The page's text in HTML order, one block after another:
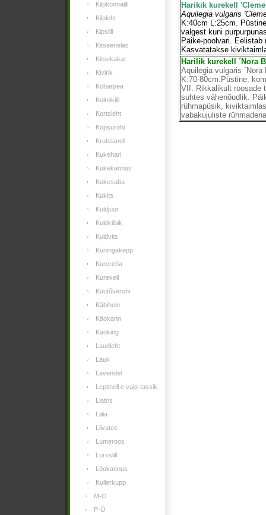
Kilpkonnalill
Kilpleht
Kipslill
Kitseenelas
Kitsekakar
Kivirik
Kobarpea
Kolmiklill
Kortsleht
Kopsurohi
Krutsianell
Kukehari
Kukekannus
Kukesaba
Kukits
Kuldjuur
Kuldkilbik
Kuldvits
Kuningakepp
Kurereha
Kurekell
Kuutõverohi
Käbihein
Käokann
Käoking
Laudleht
Lauk
Lavendel
Leptinell e.vaip-tassik
Liatris
Liilia
Liivatee
Lumeroos
Lursslill
Lõokannus
Kullerkupp
M-O
P-Ü
Harikik kurekell
Aquilegia vulgaris
K:40cm L:25cm.
valgest kuni
Päike-poolvari.
Kasvatatakse
Harilik kurekell ´Nora
Aquilegia vulgaris ´Nora
K:70-80cm.Püstine,
VII. Rikkalikult roosade
suhtes vähenõudlik.
rühmapüsik,
vabakujuliste